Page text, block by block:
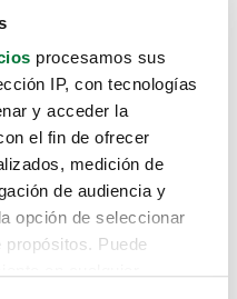
procesamos sus
IP, con tecnologías
y acceder la
el fin de ofrecer
medición de
de audiencia y
opción de seleccionar
Puede
como
aquí.
que estás
enlaces: